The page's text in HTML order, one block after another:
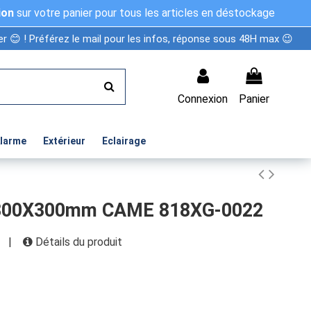
sur votre panier pour tous les articles en déstockage
😊 ! Préférez le mail pour les infos, réponse sous 48H max 😉
Connexion Panier
Extérieur Eclairage
CAME 818XG-0022
| Détails du produit